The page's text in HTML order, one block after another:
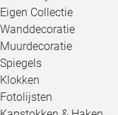
Eigen Collectie
Wanddecoratie
Muurdecoratie
Spiegels
Klokken
Fotolijsten